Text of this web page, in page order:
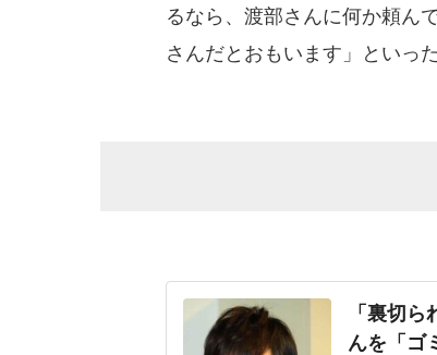
るなら、渡部さんに何か頼ん
さんだとおもいます」といっ
「裏切
んを「ゴ